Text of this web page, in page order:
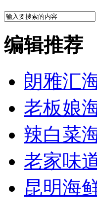
编辑推荐
朗雅汇
老板娘
辣白菜
老家味
昆明海